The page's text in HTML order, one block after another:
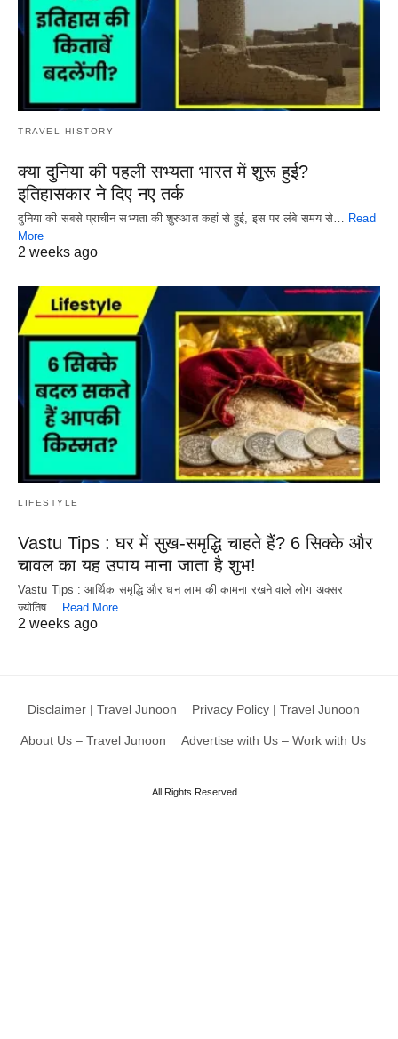
TRAVEL HISTORY
क्या दुनिया की पहली सभ्यता भारत में शुरू हुई?
इतिहासकार ने दिए नए तर्क
दुनिया की सबसे प्राचीन सभ्यता की शुरुआत कहां से हुई, इस पर लंबे समय से… Read
More
2 weeks ago
LIFESTYLE
Vastu Tips : घर में सुख-समृद्धि चाहते हैं? 6 सिक्के और
चावल का यह उपाय माना जाता है शुभ!
Vastu Tips : आर्थिक समृद्धि और धन लाभ की कामना रखने वाले लोग अक्सर
ज्योतिष… Read More
2 weeks ago
Disclaimer | Travel Junoon Privacy Policy | Travel Junoon
About Us – Travel Junoon Advertise with Us – Work with Us
All Rights Reserved